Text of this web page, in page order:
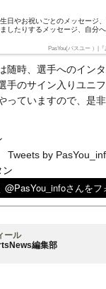
日やお祝いごとのメッセージ
したりするメッセージ、自分
PasYou(パスユー ）|
随時、選手へのイン
手のサイン入りユニ
っていますので、是
Tweets by
ン
ール
編集部